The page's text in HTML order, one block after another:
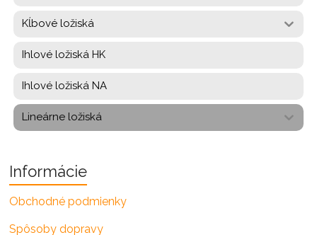
Kĺbové ložiská
Ihlové ložiská HK
Ihlové ložiská NA
Lineárne ložiská
Informácie
Obchodné podmienky
Spôsoby dopravy